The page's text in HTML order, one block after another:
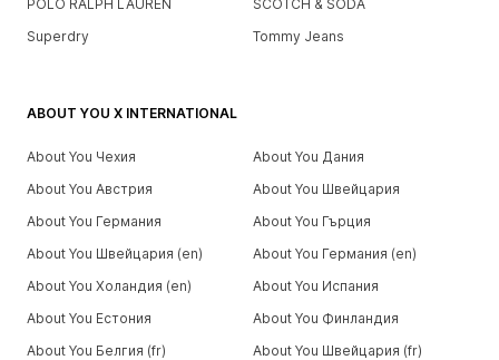
POLO RALPH LAUREN
SCOTCH & SODA
Superdry
Tommy Jeans
ABOUT YOU X INTERNATIONAL
About You Чехия
About You Дания
About You Австрия
About You Швейцария
About You Германия
About You Гърция
About You Швейцария (en)
About You Германия (en)
About You Холандия (en)
About You Испания
About You Естония
About You Финландия
About You Белгия (fr)
About You Швейцария (fr)